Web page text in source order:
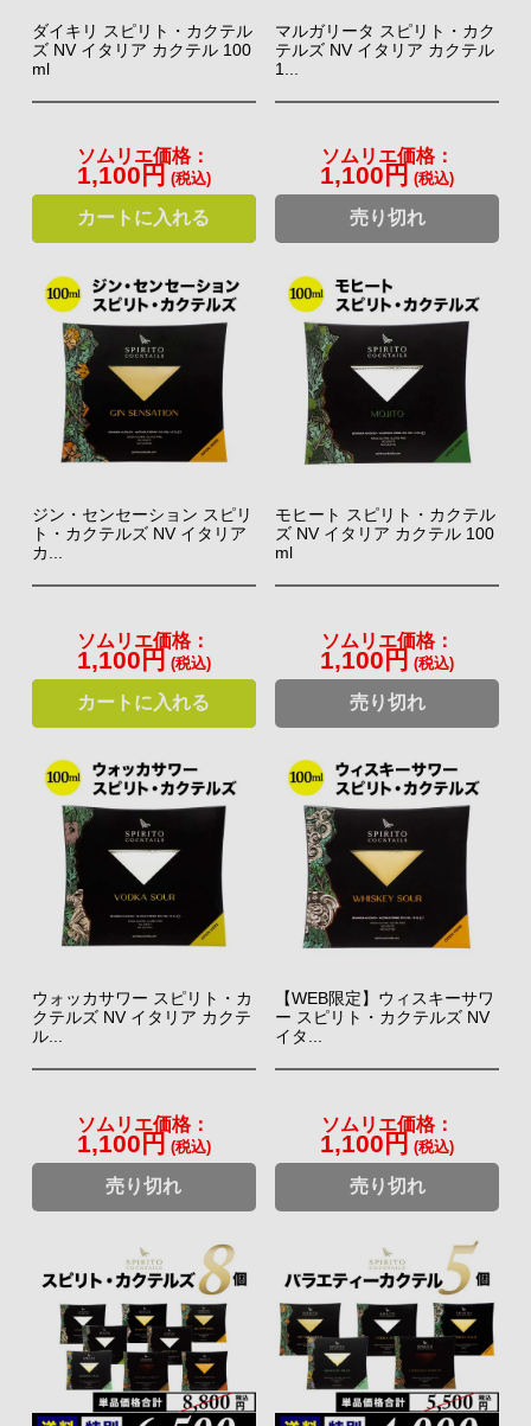
ダイキリ スピリト・カクテル
ズ NV イタリア カクテル 100
ml
ソムリエ価格：
1,100円 (税込)
カートに入れる
マルガリータ スピリト・カク
テルズ NV イタリア カクテル
1...
ソムリエ価格：
1,100円 (税込)
売り切れ
ジン・センセーション スピリ
ト・カクテルズ NV イタリア
カ...
ソムリエ価格：
1,100円 (税込)
カートに入れる
モヒート スピリト・カクテル
ズ NV イタリア カクテル 100
ml
ソムリエ価格：
1,100円 (税込)
売り切れ
ウォッカサワー スピリト・カ
クテルズ NV イタリア カクテ
ル...
ソムリエ価格：
1,100円 (税込)
売り切れ
【WEB限定】ウィスキーサワ
ー スピリト・カクテルズ NV
イタ...
ソムリエ価格：
1,100円 (税込)
売り切れ